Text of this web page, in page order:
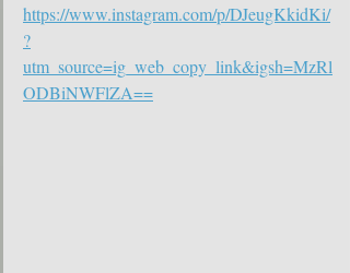
https://www.instagram.com/p/DJeugKkidKi/
?
utm_source=ig_web_copy_link&igsh=MzRl
ODBiNWFlZA==